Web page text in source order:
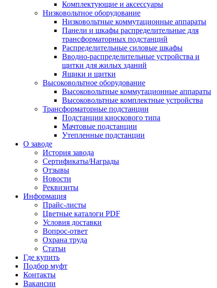
Комплектующие и аксессуары
Низковольтное оборудование
Низковольтные коммутационные аппараты
Панели и шкафы распределительные для
трансформаторных подстанций
Распределительные силовые шкафы
Вводно-распределительные устройства и
щитки для жилых зданий
Ящики и щитки
Высоковольтное оборудование
Высоковольтные коммутационные аппараты
Высоковольтные комплектные устройства
Трансформаторные подстанции
Подстанции киоскового типа
Мачтовые подстанции
Утепленные подстанции
О заводе
История завода
Сертификаты/Награды
Отзывы
Новости
Реквизиты
Информация
Прайс-листы
Цветные каталоги PDF
Условия доставки
Вопрос-ответ
Охрана труда
Статьи
Где купить
Подбор муфт
Контакты
Вакансии